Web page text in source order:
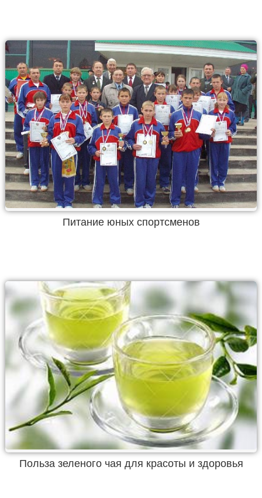
Питание юных спортсменов
Польза зеленого чая для красоты и здоровья